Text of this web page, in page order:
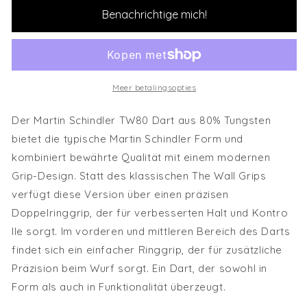
Benachrichtige mich!
Meer betalingsopties
Der Martin Schindler TW80 Dart aus 80% Tungsten
bietet die typische Martin Schindler Form und
kombiniert bewährte Qualität mit einem modernen
Grip-Design. Statt des klassischen The Wall Grips
verfügt diese Version über einen präzisen
Doppelringgrip, der für verbesserten Halt und Kontro
lle sorgt. Im vorderen und mittleren Bereich des Darts
findet sich ein einfacher Ringgrip, der für zusätzliche
Präzision beim Wurf sorgt. Ein Dart, der sowohl in
Form als auch in Funktionalität überzeugt.